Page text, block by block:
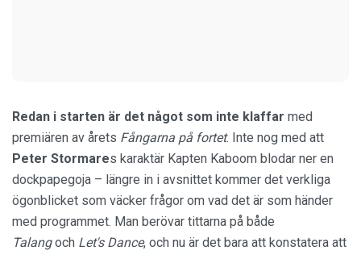
Redan i starten är det något som inte klaffar med
premiären av årets Fångarna på fortet. Inte nog med att
Peter Stormares karaktär Kapten Kaboom blodar ner en
dockpapegoja – längre in i avsnittet kommer det verkliga
ögonblicket som väcker frågor om vad det är som händer
med programmet. Man berövar tittarna på både
Talangoch Let's Dance, och nu är det bara att konstatera att